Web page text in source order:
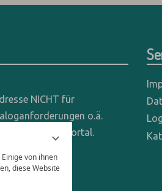
von ihnen
diese Website
NICHT für
o.ä.
reines Online-Portal.
direkt an die